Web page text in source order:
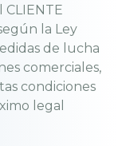
la Ley
de lucha
comerciales,
condiciones
legal